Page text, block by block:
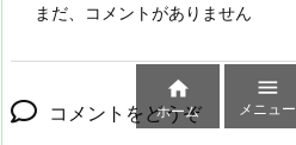
まだ、コメントがありません
コメントをどうぞ

ホーム

メニュー